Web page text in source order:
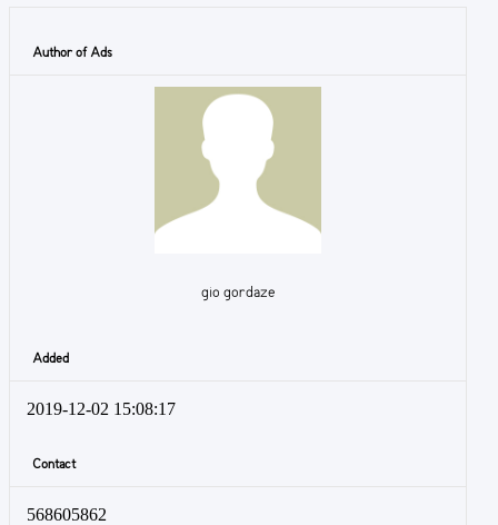
Author of Ads
gio gordaze
Added
2019-12-02 15:08:17
Contact
568605862